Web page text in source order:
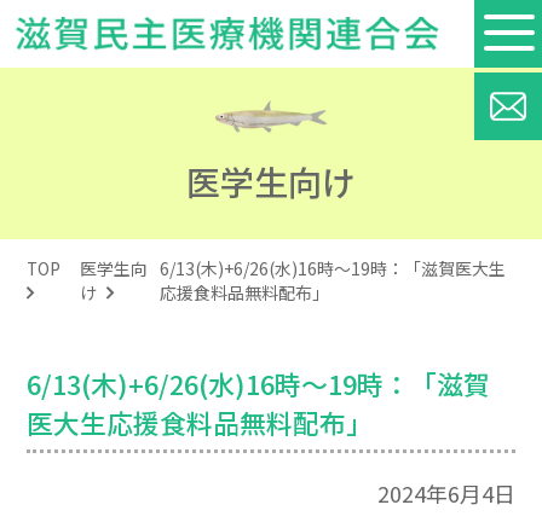
医学生向け
TOP
医学生向
け
6/13(木)+6/26(水)16時～19時：「滋賀医大生
応援食料品無料配布」
6/13(木)+6/26(水)16時～19時：「滋賀
医大生応援食料品無料配布」
2024年6月4日